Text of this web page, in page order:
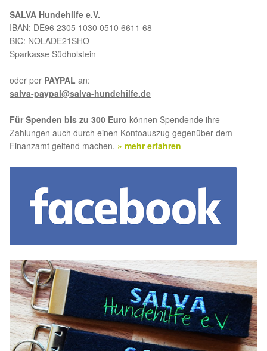
SALVA Hundehilfe e.V.
IBAN: DE96 2305 1030 0510 6611 68
BIC: NOLADE21SHO
Sparkasse Südholstein
oder per PAYPAL an:
salva-paypal@salva-hundehilfe.de
Für Spenden bis zu 300 Euro können Spendende ihre
Zahlungen auch durch einen Kontoauszug gegenüber dem
Finanzamt geltend machen. » mehr erfahren